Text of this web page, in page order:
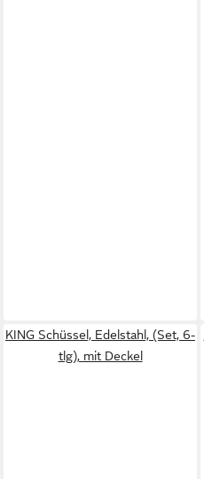
KING Schüssel, Edelstahl, (Set, 6-
tlg), mit Deckel